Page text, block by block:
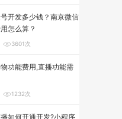
开发多少钱？南京微信
怎么算？
3601次
功能费用,直播功能需
1232次
如何开通开发?小程序